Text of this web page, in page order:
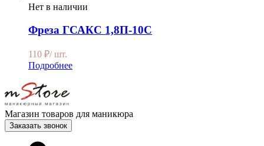
Нет в наличии
Фреза ГСАКС 1,8П-10С
110 ₽/ шт.
Подробнее
Магазин товаров для маникюра
Заказать звонок